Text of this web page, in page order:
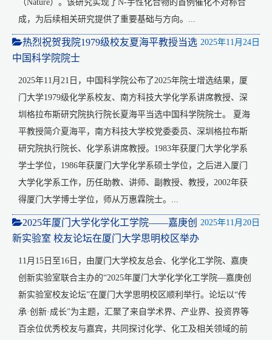
（Nature）。该研究实现了N-手性化合物的首例催化不对称合
成，为后续相关研究提供了重要基础与方向。...
2025年11月24日
热烈祝贺我院1979级校友夏海平教授当选
中国科学院院士
2025年11月21日，中国科学院公布了2025年院士增选结果，厦
门大学1979级化学系校友、南方科技大学化学系讲席教授、深
圳格拉布斯研究院执行院长夏海平当选中国科学院院士。 夏海
平教授简介夏海平，南方科技大学校党委委员、深圳格拉布斯
研究院执行院长、化学系讲席教授。1983年获厦门大学化学系
学士学位，1986年获厦门大学化学系硕士学位，之后进入厦门
大学化学系工作，历任助教、讲师、副教授、教授，2002年获
得厦门大学博士学位，师从万惠霖院士。...
2025年11月20日
2025年厦门大学化学化工学院——嘉庚创
新实验室 校友论坛在厦门大学思明校区举办
11月15日至16日，由厦门大学校友总会、化学化工学院、嘉庚
创新实验室联合主办的“2025年厦门大学化学化工学院—嘉庚创
新实验室校友论坛”在厦门大学思明校区顺利举行。论坛以“传
承·创新·成长”为主题，汇聚了来自学术界、产业界、投资界等
百余位优秀校友与嘉宾，共同探讨化学、化工及相关领域的前